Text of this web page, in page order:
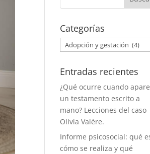
Categorías
Categorías
Entradas recientes
¿Qué ocurre cuando
un testamento escrito a
mano? Lecciones del caso
Olivia Valère.
Informe psicosocial: qué
cómo se realiza y qué